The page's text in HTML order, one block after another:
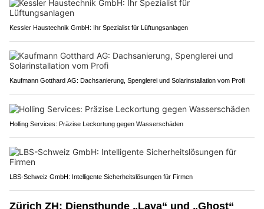
Kessler Haustechnik GmbH: Ihr Spezialist für Lüftungsanlagen
Kaufmann Gotthard AG: Dachsanierung, Spenglerei und Solarinstallation vom Profi
Holling Services: Präzise Leckortung gegen Wasserschäden
LBS-Schweiz GmbH: Intelligente Sicherheitslösungen für Firmen
Zürich ZH: Diensthunde „Lava“ und „Ghost“